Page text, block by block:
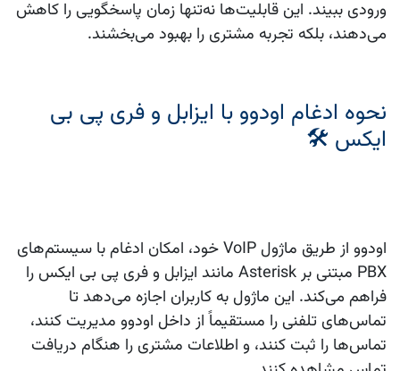
ورودی ببیند. این قابلیت‌ها نه‌تنها زمان پاسخگویی را کاهش
می‌دهند، بلکه تجربه مشتری را بهبود می‌بخشند.
نحوه ادغام اودوو با ایزابل و فری پی بی
ایکس 🛠️
اودوو
از طریق ماژول VoIP خود، امکان ادغام با سیستم‌های
PBX مبتنی بر Asterisk مانند
ایزابل و فری پی بی ایکس را
فراهم می‌کند. این ماژول به کاربران اجازه می‌دهد تا
تماس‌های تلفنی را مستقیماً از داخل اودوو مدیریت کنند،
تماس‌ها را ثبت کنند، و اطلاعات مشتری را هنگام دریافت